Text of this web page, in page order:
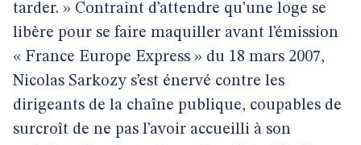
tarder. » Contraint d’attendre qu’une loge se
libère pour se faire maquiller avant l’émission
« France Europe Express » du 18 mars 2007,
Nicolas Sarkozy s’est énervé contre les
dirigeants de la chaîne publique, coupables de
surcroît de ne pas l’avoir accueilli à son